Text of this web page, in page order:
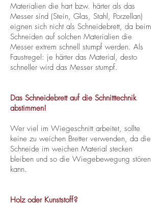
Materialien die hart bzw. härter als das
Messer sind (Stein, Glas, Stahl, Porzellan)
eignen sich nicht als Schneidebrett, da beim
Schneiden auf solchen Materialien die
Messer extrem schnell stumpf werden. Als
Faustregel: je härter das Material, desto
schneller wird das Messer stumpf.
Das Schneidebrett auf die Schnitttechnik
abstimmen!
Wer viel im Wiegeschnitt arbeitet, sollte
keine zu weichen Bretter verwenden, da die
Schneide im weichen Material stecken
bleiben und so die Wiegebewegung stören
kann.
Holz oder Kunststoff?